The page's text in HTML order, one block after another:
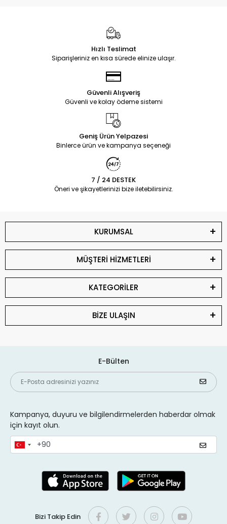
Hızlı Teslimat
Siparişleriniz en kısa sürede elinize ulaşır.
Güvenli Alışveriş
Güvenli ve kolay ödeme sistemi
Geniş Ürün Yelpazesi
Binlerce ürün ve kampanya seçeneği
7 / 24 DESTEK
Öneri ve şikayetlerinizi bize iletebilirsiniz.
KURUMSAL
MÜŞTERİ HİZMETLERİ
KATEGORİLER
BİZE ULAŞIN
E-Bülten
Kampanya, duyuru ve bilgilendirmelerden haberdar olmak
için kayıt olun.
Bizi Takip Edin